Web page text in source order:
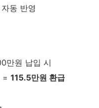
동 반영
만원 납입 시
= 115.5만원 환급